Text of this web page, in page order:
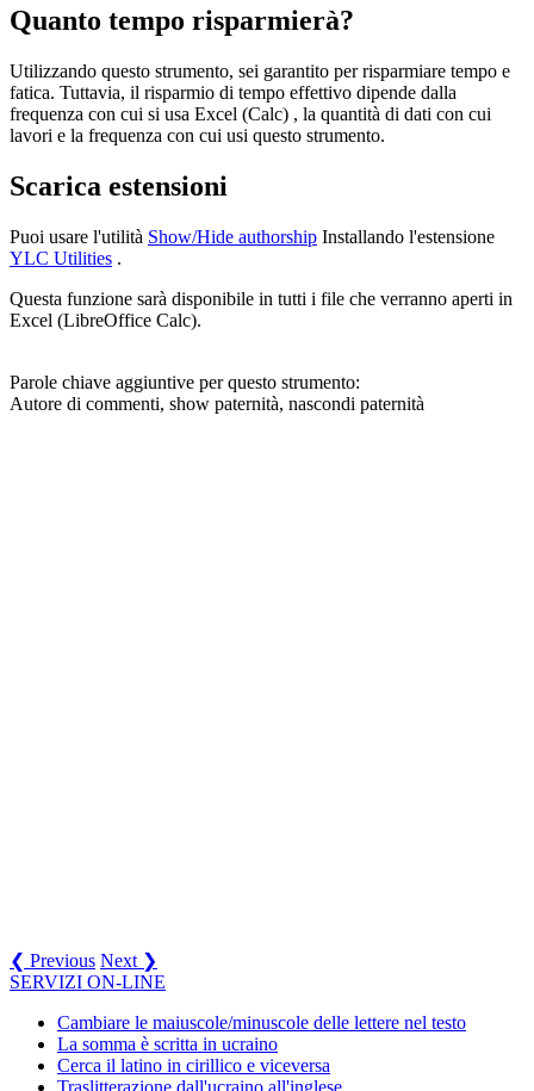
Quanto tempo risparmierà?
Utilizzando questo strumento, sei garantito per risparmiare tempo e
fatica. Tuttavia, il risparmio di tempo effettivo dipende dalla
frequenza con cui si usa Excel (Calc) , la quantità di dati con cui
lavori e la frequenza con cui usi questo strumento.
Scarica estensioni
Puoi usare l'utilità Show/Hide authorship Installando l'estensione
YLC Utilities .
Questa funzione sarà disponibile in tutti i file che verranno aperti in
Excel (LibreOffice Calc).
Parole chiave aggiuntive per questo strumento:
Autore di commenti, show paternità, nascondi paternità
❮ Previous Next ❯
SERVIZI ON-LINE
Cambiare le maiuscole/minuscole delle lettere nel testo
La somma è scritta in ucraino
Cerca il latino in cirillico e viceversa
Traslitterazione dall'ucraino all'inglese